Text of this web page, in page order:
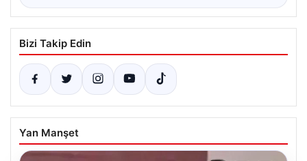
Bizi Takip Edin
Yan Manşet